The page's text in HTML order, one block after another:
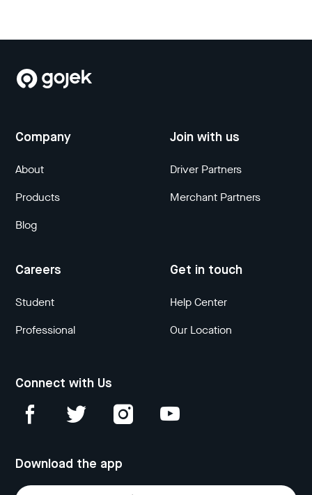
Company
About
Products
Blog
Join with us
Driver Partners
Merchant Partners
Careers
Student
Professional
Get in touch
Help Center
Our Location
Connect with Us
Download the app